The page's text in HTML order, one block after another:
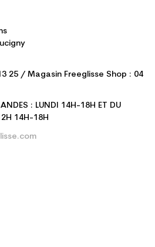
25 / Magasin Freeglisse Shop : 04
: LUNDI 14H-18H ET DU
14H-18H